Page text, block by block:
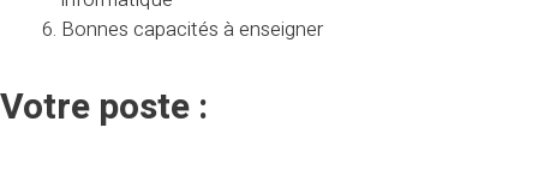
Bonnes capacités à enseigner
Votre poste :